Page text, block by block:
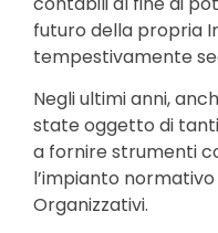
futuro della propria
tempestivamente
Negli ultimi anni,
state oggetto di
a fornire strumenti
l’impianto
Organizzativi.